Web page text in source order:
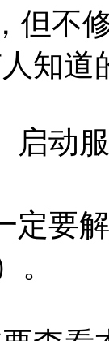
但不
知道
启动
定要
。